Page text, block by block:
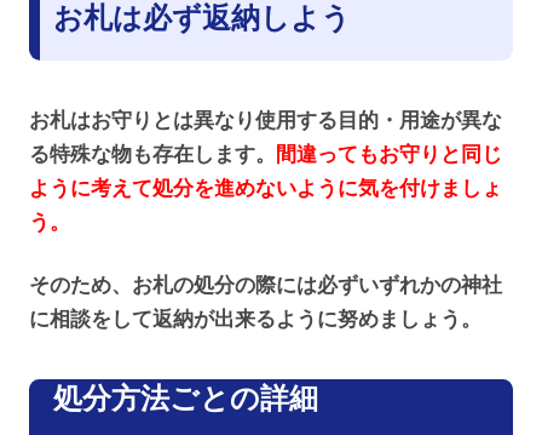
お札は必ず返納しよう
お札はお守りとは異なり使用する目的・用途が異な
る特殊な物も存在します。
間違ってもお守りと同じ
ように考えて処分を進めないように気を付けましょ
う。
そのため、お札の処分の際には必ずいずれかの神社
に相談をして返納が出来るように努めましょう。
処分方法ごとの詳細